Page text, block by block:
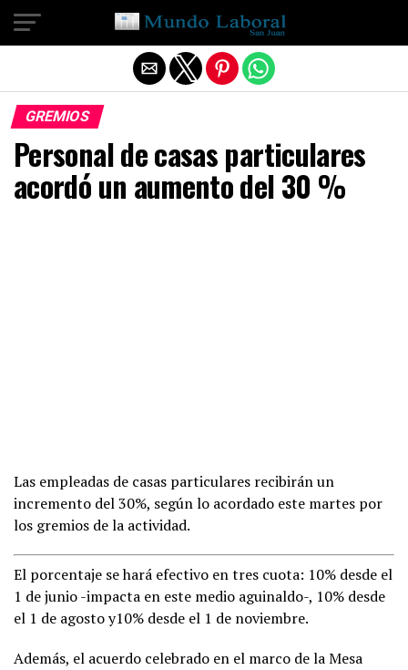
GREMIOS
Personal de casas particulares
acordó un aumento del 30 %
Las empleadas de casas particulares recibirán un
incremento del 30%, según lo acordado este martes por
los gremios de la actividad.
El porcentaje se hará efectivo en tres cuota: 10% desde el
1 de junio -impacta en este medio aguinaldo-, 10% desde
el 1 de agosto y10% desde el 1 de noviembre.
Además, el acuerdo celebrado en el marco de la Mesa
Salir de la versión móvil